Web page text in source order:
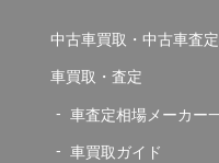
中古車買取・中古車査
車買取・査定
車査定相場メーカー
車買取ガイド